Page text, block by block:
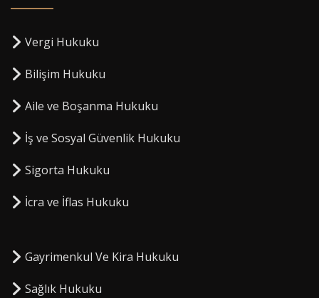
Vergi Hukuku
Bilişim Hukuku
Aile ve Boşanma Hukuku
İş ve Sosyal Güvenlik Hukuku
Sigorta Hukuku
⁠İcra ve İflas Hukuku
Gayrimenkul Ve Kira Hukuku
Sağlık Hukuku